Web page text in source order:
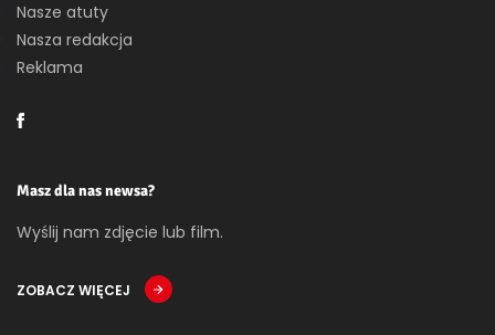
Nasze atuty
Nasza redakcja
Reklama
Masz dla nas newsa?
Wyślij nam zdjęcie lub film.
ZOBACZ WIĘCEJ